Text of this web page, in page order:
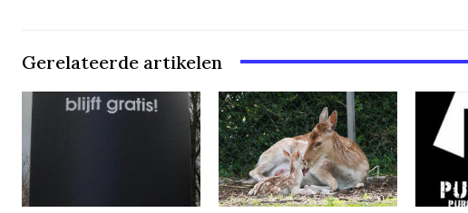
Gerelateerde artikelen